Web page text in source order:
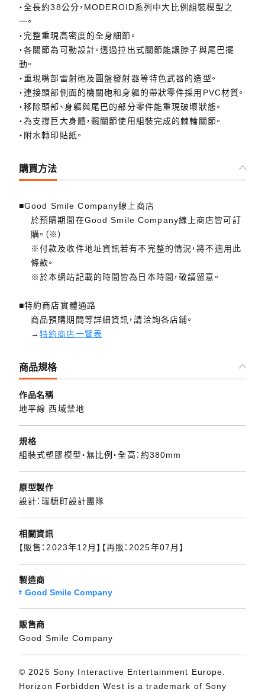
・全長約38公分，MODEROID系列中大比例組裝模型之
一。
・完整重現高密度的全身細節。
・各關節為可動設計。透過拉出式關節能讓脖子與尾巴擺
動。
・重現嘴部雷射砲及圓盤發射器等特色武器的造型。
・連接頭部側面的機關砲和身軀的帶狀零件採用PVC材質。
・移除頭部、身軀與尾巴的部分零件能重現破壞狀態。
・為支撐巨大身體，髖關節使用組裝完成的棘輪關節。
・附水轉印貼紙。
購買方法
■Good Smile Company線上商店
於預購期間在Good Smile Company線上商店皆可訂
購。（※）
※付款及收件地址資訊若有不完整的情況，將不適用此
條款。
※於本網站記載的時間皆為日本時間，敬請留意。
■特約商店實體通路
商品預購期間等詳細資訊，請洽詢各店鋪。
→特約商店一覽表
商品規格
作品名稱
地平線 西域禁地
規格
組裝式塑膠模型・無比例・全高：約380mm
原型製作
設計：瑞穗町設計團隊
相關資訊
【販售：2023年12月】【再販：2025年07月】
製造商
Good Smile Company
販售商
Good Smile Company
© 2025 Sony Interactive Entertainment Europe.
Horizon Forbidden West is a trademark of Sony